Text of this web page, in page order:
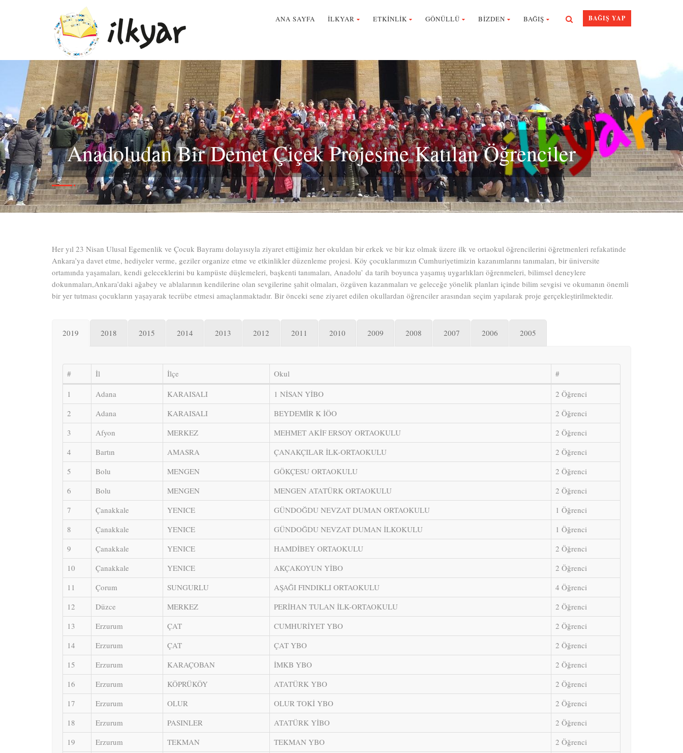
BAĞIŞ YAP
ANA SAYFA İLKYAR ETKİNLİK GÖNÜLLÜ BİZDEN BAĞIŞ
Anadoludan Bir Demet Çiçek Projesine Katılan Öğrenciler
Her yıl 23 Nisan Ulusal Egemenlik ve Çocuk Bayramı dolayısıyla ziyaret ettiğimiz her okuldan bir erkek ve bir kız olmak üzere ilk ve ortaokul öğrencilerini öğretmenleri refakatinde
Ankara’ya davet etme, hediyeler verme, geziler organize etme ve etkinlikler düzenleme projesi. Köy çocuklarımızın Cumhuriyetimizin kazanımlarını tanımaları, bir üniversite
ortamında yaşamaları, kendi geleceklerini bu kampüste düşlemeleri, başkenti tanımaları, Anadolu’ da tarih boyunca yaşamış uygarlıkları öğrenmeleri, bilimsel deneylere
dokunmaları,Ankara’daki ağabey ve ablalarının kendilerine olan sevgilerine şahit olmaları, özgüven kazanmaları ve geleceğe yönelik planları içinde bilim sevgisi ve okumanın önemli
bir yer tutması çocukların yaşayarak tecrübe etmesi amaçlanmaktadır. Bir önceki sene ziyaret edilen okullardan öğrenciler arasından seçim yapılarak proje gerçekleştirilmektedir.
2019 2018 2015 2014 2013 2012 2011 2010 2009 2008 2007 2006 2005
# İl İlçe Okul
#
1
Adana KARAISALI 1 NİSAN YİBO
2 Öğrenci
2
Adana KARAISALI BEYDEMİR K İÖO
2 Öğrenci
3
Afyon MERKEZ MEHMET AKİF ERSOY ORTAOKULU
2 Öğrenci
4
Bartın AMASRA ÇANAKÇILAR İLK-ORTAOKULU
2 Öğrenci
5
Bolu MENGEN GÖKÇESU ORTAOKULU
2 Öğrenci
6
Bolu MENGEN MENGEN ATATÜRK ORTAOKULU
2 Öğrenci
7
Çanakkale YENICE GÜNDOĞDU NEVZAT DUMAN ORTAOKULU
1 Öğrenci
8
Çanakkale YENICE GÜNDOĞDU NEVZAT DUMAN İLKOKULU
1 Öğrenci
9
Çanakkale YENICE HAMDİBEY ORTAOKULU
2 Öğrenci
10
Çanakkale YENICE AKÇAKOYUN YİBO
2 Öğrenci
11
Çorum SUNGURLU AŞAĞI FINDIKLI ORTAOKULU
4 Öğrenci
12
Düzce MERKEZ PERİHAN TULAN İLK-ORTAOKULU
2 Öğrenci
13
Erzurum ÇAT CUMHURİYET YBO
2 Öğrenci
14
Erzurum ÇAT ÇAT YBO
2 Öğrenci
15
Erzurum KARAÇOBAN İMKB YBO
2 Öğrenci
16
Erzurum KÖPRÜKÖY ATATÜRK YBO
2 Öğrenci
17
Erzurum OLUR OLUR TOKİ YBO
2 Öğrenci
18
Erzurum PASINLER ATATÜRK YİBO
2 Öğrenci
19
Erzurum TEKMAN TEKMAN YBO
2 Öğrenci